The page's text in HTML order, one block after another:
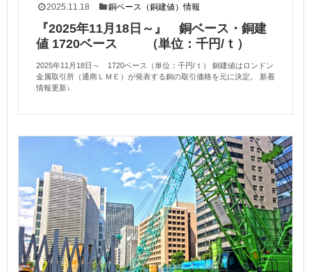
2025.11.18 銅ベース（銅建値）情報
『2025年11月18日～』 銅ベース・銅建
値 1720ベース （単位：千円/ｔ）
2025年11月18日～ 1720ベース（単位：千円/ｔ） 銅建値はロンドン
金属取引所（通商ＬＭＥ）が発表する銅の取引価格を元に決定。 新着
情報更新↓